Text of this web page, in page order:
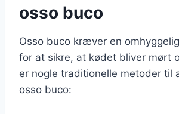
osso buco
Osso buco kræver en
for at sikre, at kødet bliver mørt
er nogle traditionelle metoder til
osso buco: